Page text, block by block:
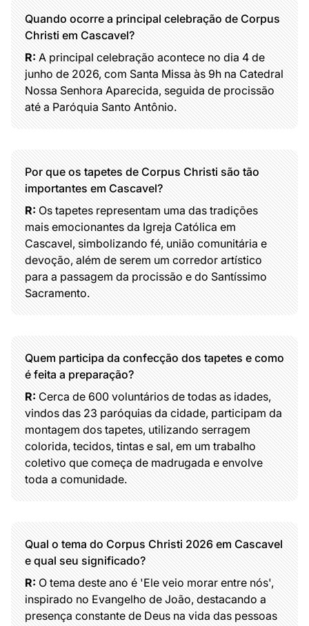
Quando ocorre a principal celebração de Corpus
Christi em Cascavel?
R:A principal celebração acontece no dia 4 de
junho de 2026, com Santa Missa às 9h na Catedral
Nossa Senhora Aparecida, seguida de procissão
até a Paróquia Santo Antônio.
Por que os tapetes de Corpus Christi são tão
importantes em Cascavel?
R:Os tapetes representam uma das tradições
mais emocionantes da Igreja Católica em
Cascavel, simbolizando fé, união comunitária e
devoção, além de serem um corredor artístico
para a passagem da procissão e do Santíssimo
Sacramento.
Quem participa da confecção dos tapetes e como
é feita a preparação?
R:Cerca de 600 voluntários de todas as idades,
vindos das 23 paróquias da cidade, participam da
montagem dos tapetes, utilizando serragem
colorida, tecidos, tintas e sal, em um trabalho
coletivo que começa de madrugada e envolve
toda a comunidade.
Qual o tema do Corpus Christi 2026 em Cascavel
e qual seu significado?
R:O tema deste ano é 'Ele veio morar entre nós',
inspirado no Evangelho de João, destacando a
presença constante de Deus na vida das pessoas